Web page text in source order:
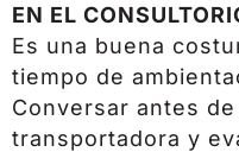
EN EL
Es una buena
tiempo de
Conversar antes
transportadora y